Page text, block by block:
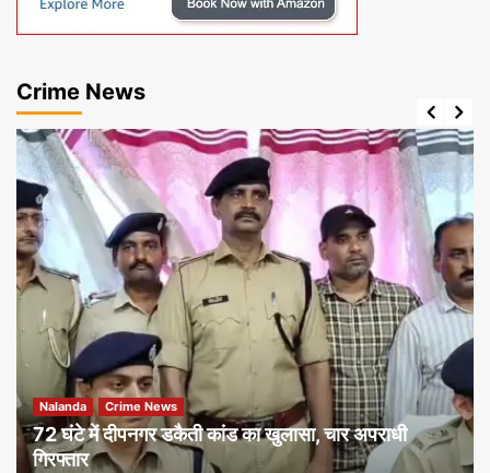
Crime News
Nalanda Crime News
72 घंटे में दीपनगर डकैती कांड का खुलासा, चार अपराधी
गिरफ्तार